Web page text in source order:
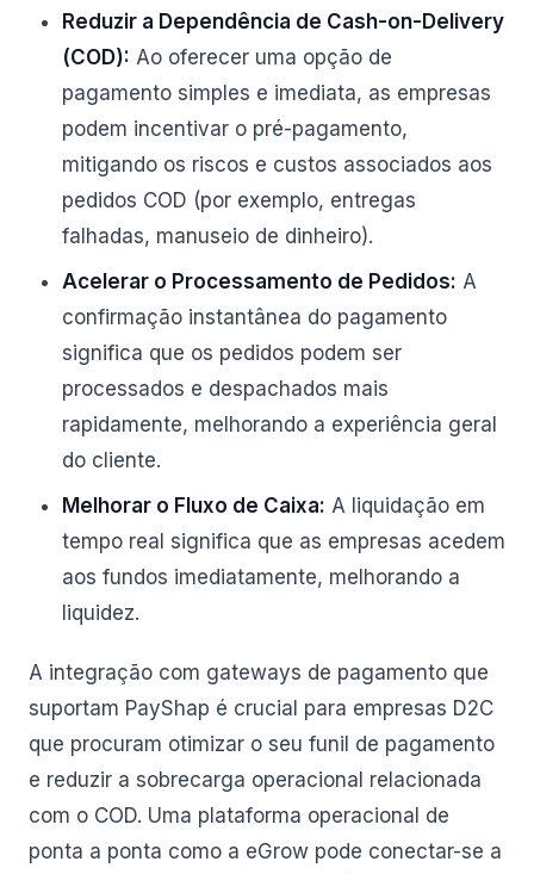
Reduzir a Dependência de Cash-on-Delivery
(COD): Ao oferecer uma opção de
pagamento simples e imediata, as empresas
podem incentivar o pré-pagamento,
mitigando os riscos e custos associados aos
pedidos COD (por exemplo, entregas
falhadas, manuseio de dinheiro).
Acelerar o Processamento de Pedidos: A
confirmação instantânea do pagamento
significa que os pedidos podem ser
processados e despachados mais
rapidamente, melhorando a experiência geral
do cliente.
Melhorar o Fluxo de Caixa: A liquidação em
tempo real significa que as empresas acedem
aos fundos imediatamente, melhorando a
liquidez.
A integração com gateways de pagamento que
suportam PayShap é crucial para empresas D2C
que procuram otimizar o seu funil de pagamento
e reduzir a sobrecarga operacional relacionada
com o COD. Uma plataforma operacional de
ponta a ponta como a eGrow pode conectar-se a